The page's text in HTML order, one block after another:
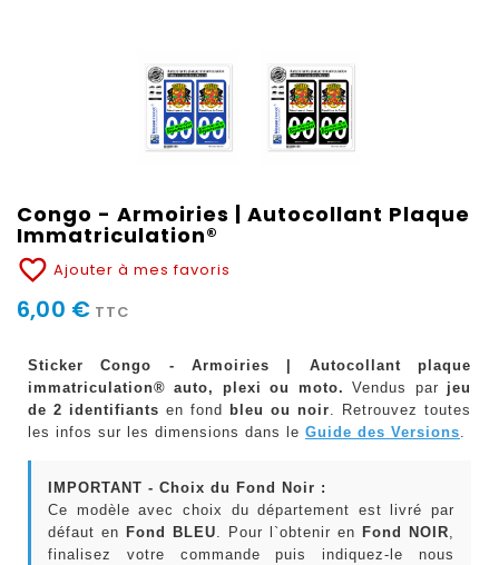
Congo - Armoiries | Autocollant Plaque
Immatriculation®
favorite_border Ajouter à mes favoris
6,00 € TTC
Sticker Congo - Armoiries | Autocollant plaque
immatriculation® auto, plexi ou moto. Vendus par jeu
de 2 identifiants en fond bleu ou noir. Retrouvez toutes
les infos sur les dimensions dans le Guide des Versions.
IMPORTANT - Choix du Fond Noir :
Ce modèle avec choix du département est livré par
défaut en Fond BLEU. Pour l`obtenir en Fond NOIR,
finalisez votre commande puis indiquez-le nous